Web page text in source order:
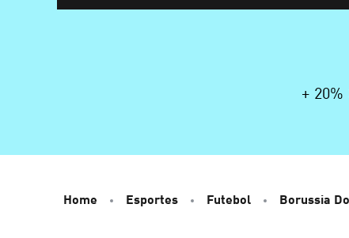
+ 20%
Home Esportes Futebol Borussia